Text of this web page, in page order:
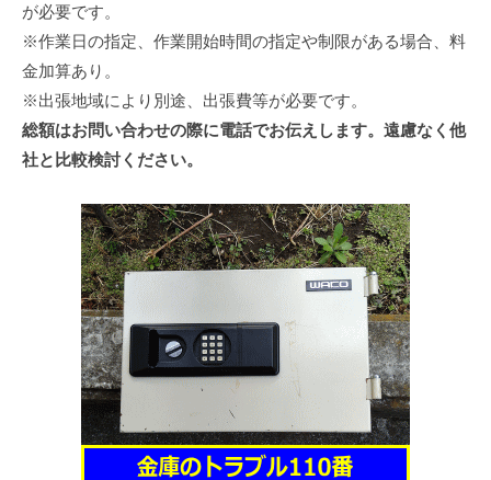
が必要です。
※作業日の指定、作業開始時間の指定や制限がある場合、料
金加算あり。
※出張地域により別途、出張費等が必要です。
総額はお問い合わせの際に電話でお伝えします。遠慮なく他
社と比較検討ください。